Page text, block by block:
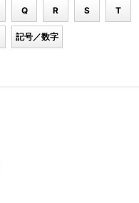
Q R S T
記号／数字